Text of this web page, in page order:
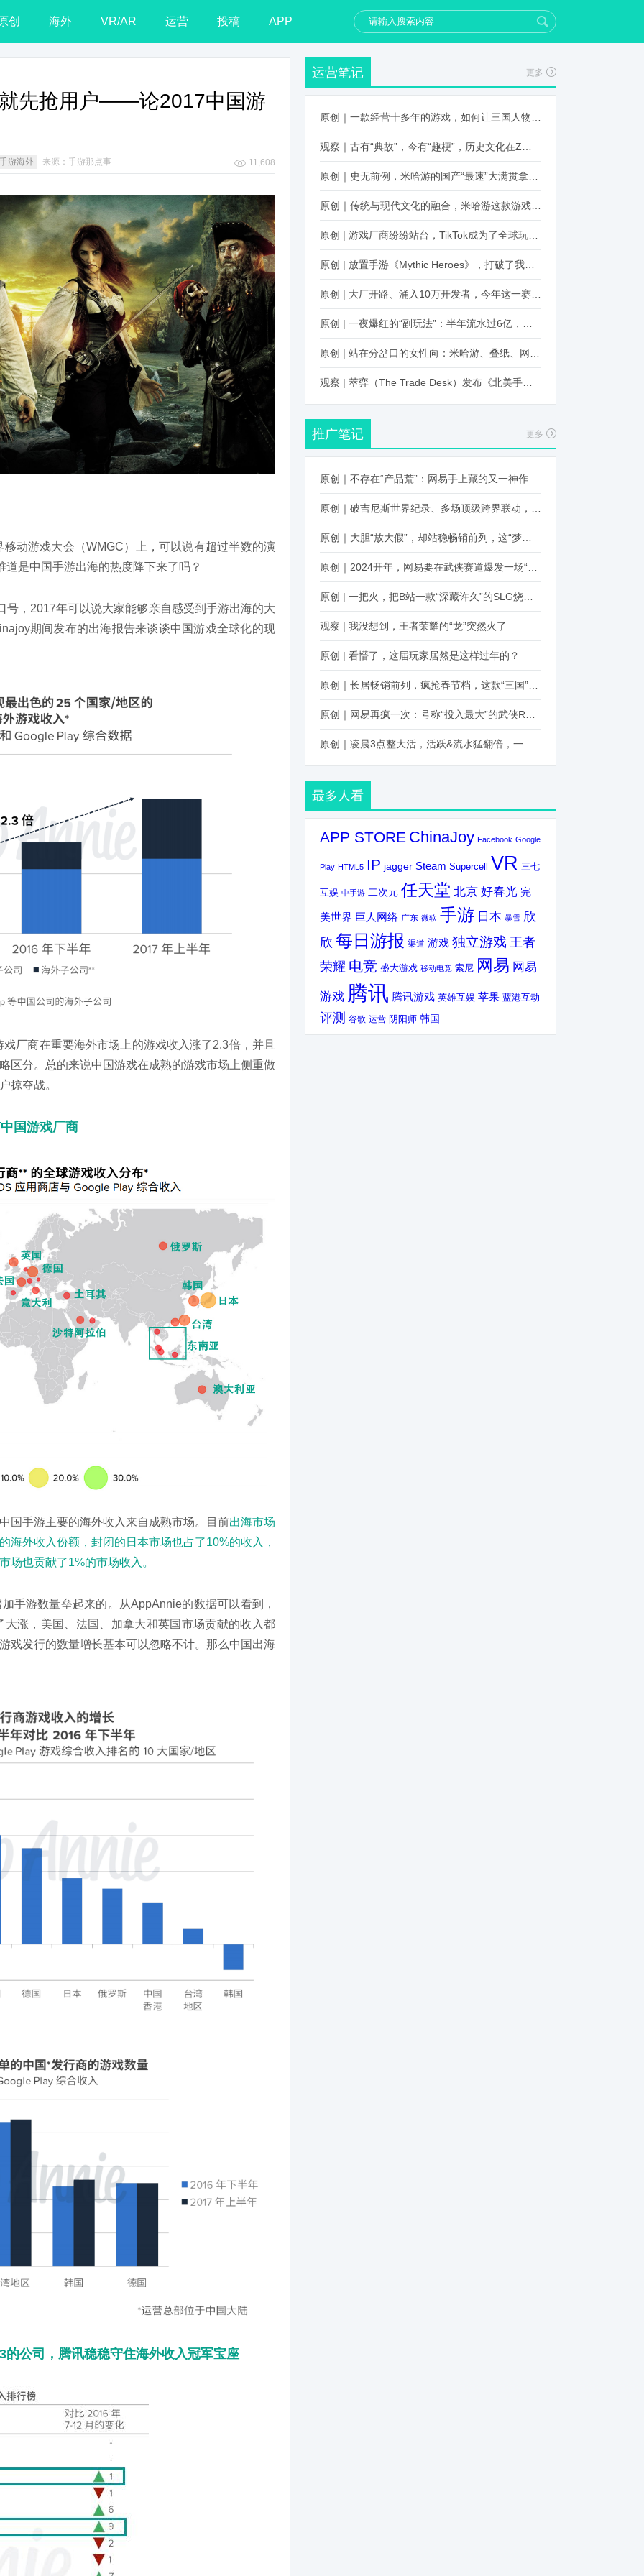
创 海外 VR/AR 运营 投稿 APP
先抢用户——论2017中国游
手游海外 来源：手游那点事 11,608
动游戏大会（WMGC）上，可以说有超过半数的演
道是中国手游出海的热度降下来了吗？
号，2017年可以说大家能够亲自感受到手游出海的大
期间发布的出海报告来谈谈中国游戏全球化的现
厂商在重要海外市场上的游戏收入涨了2.3倍，并且
区分。总的来说中国游戏在成熟的游戏市场上侧重做
掠夺战。
国游戏厂商
国手游主要的海外收入来自成熟市场。目前出海市场
海外收入份额，封闭的日本市场也占了10%的收入，
场也贡献了1%的市场收入。
手游数量垒起来的。从AppAnnie的数据可以看到，
涨，美国、法国、加拿大和英国市场贡献的收入都
戏发行的数量增长基本可以忽略不计。那么中国出海
公司，腾讯稳稳守住海外收入冠军宝座
运营笔记 更多
推广笔记 更多
观察 | 我没想到，王者荣耀的“龙”突然火了
原创 | 看懵了，这届玩家居然是这样过年的？
最多人看
APP STORE ChinaJoy Facebook Google
Play HTML5 IP jagger Steam Supercell VR 三七
互娱 中手游 二次元 任天堂 北京 好春光 完
美世界 巨人网络 广东 微软 手游 日本 暴雪 欣
欣 每日游报 渠道 游戏 独立游戏 王者
荣耀 电竞 盛大游戏 移动电竞 索尼 网易 网易
游戏 腾讯 腾讯游戏 英雄互娱 苹果 蓝港互动
评测 谷歌 运营 阴阳师 韩国